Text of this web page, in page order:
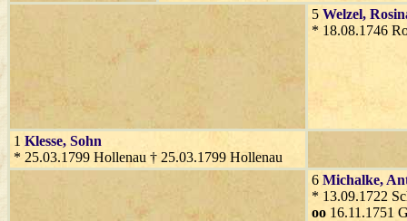
5 Welzel,
* 18.08.1746
1 Klesse, Sohn
* 25.03.1799 Hollenau † 25.03.1799 Hollenau
6 Michalke,
* 13.09.1722
oo 16.11.1751